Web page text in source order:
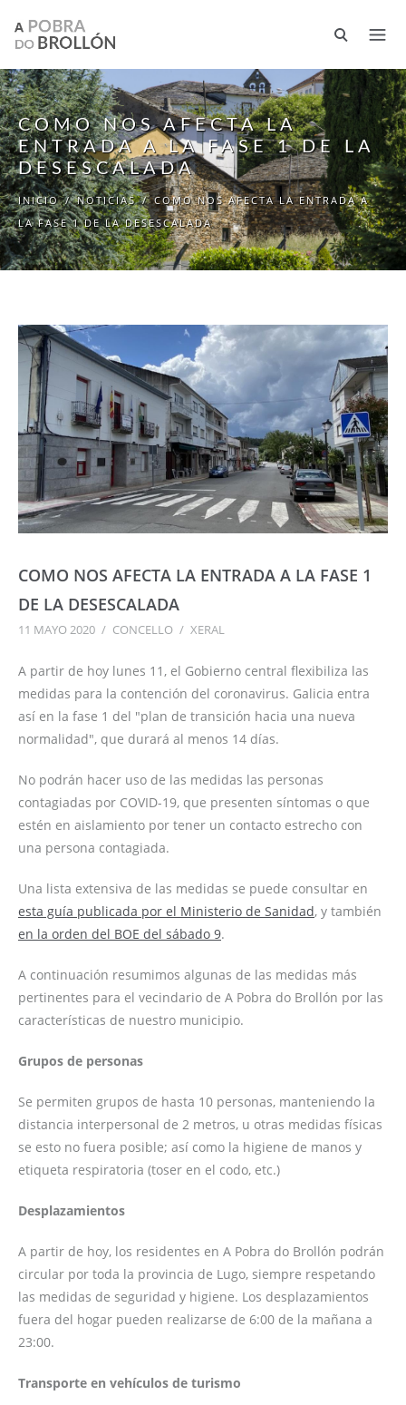
COMO NOS AFECTA LA
ENTRADA A LA FASE 1 DE LA
DESESCALADA
INICIO / NOTICIAS / COMO NOS AFECTA LA ENTRADA A
LA FASE 1 DE LA DESESCALADA
COMO NOS AFECTA LA ENTRADA A LA FASE 1
DE LA DESESCALADA
11 MAYO 2020 / CONCELLO / XERAL
A partir de hoy lunes 11, el Gobierno central flexibiliza las
medidas para la contención del coronavirus. Galicia entra
así en la fase 1 del "plan de transición hacia una nueva
normalidad", que durará al menos 14 días.
No podrán hacer uso de las medidas las personas
contagiadas por COVID-19, que presenten síntomas o que
estén en aislamiento por tener un contacto estrecho con
una persona contagiada.
Una lista extensiva de las medidas se puede consultar en
esta guía publicada por el Ministerio de Sanidad, y también
en la orden del BOE del sábado 9.
A continuación resumimos algunas de las medidas más
pertinentes para el vecindario de A Pobra do Brollón por las
características de nuestro municipio.
Grupos de personas
Se permiten grupos de hasta 10 personas, manteniendo la
distancia interpersonal de 2 metros, u otras medidas físicas
se esto no fuera posible; así como la higiene de manos y
etiqueta respiratoria (toser en el codo, etc.)
Desplazamientos
A partir de hoy, los residentes en A Pobra do Brollón podrán
circular por toda la provincia de Lugo, siempre respetando
las medidas de seguridad y higiene. Los desplazamientos
fuera del hogar pueden realizarse de 6:00 de la mañana a
23:00.
Transporte en vehículos de turismo